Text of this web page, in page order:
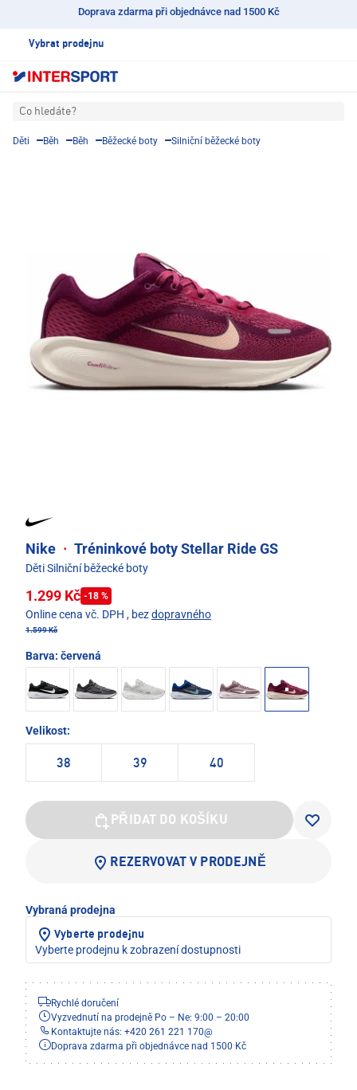
Doprava zdarma při objednávce nad 1500 Kč
Vybrat prodejnu
Co hledáte?
Děti Běh Běh Běžecké boty Silniční běžecké boty
Nike · Tréninkové boty Stellar Ride GS
Děti Silniční běžecké boty
1.299 Kč -18 %
Online cena vč. DPH , bezdopravného
1.599 Kč
Barva: červená
Velikost:
38 39 40
PŘIDAT DO KOŠÍKU
REZERVOVAT V PRODEJNĚ
Vybraná prodejna
Vyberte prodejnu
Vyberte prodejnu k zobrazení dostupnosti
Rychlé doručení
Vyzvednutí na prodejně Po – Ne: 9:00 – 20:00
Kontaktujte nás: +420 261 221 170@
Doprava zdarma při objednávce nad 1500 Kč